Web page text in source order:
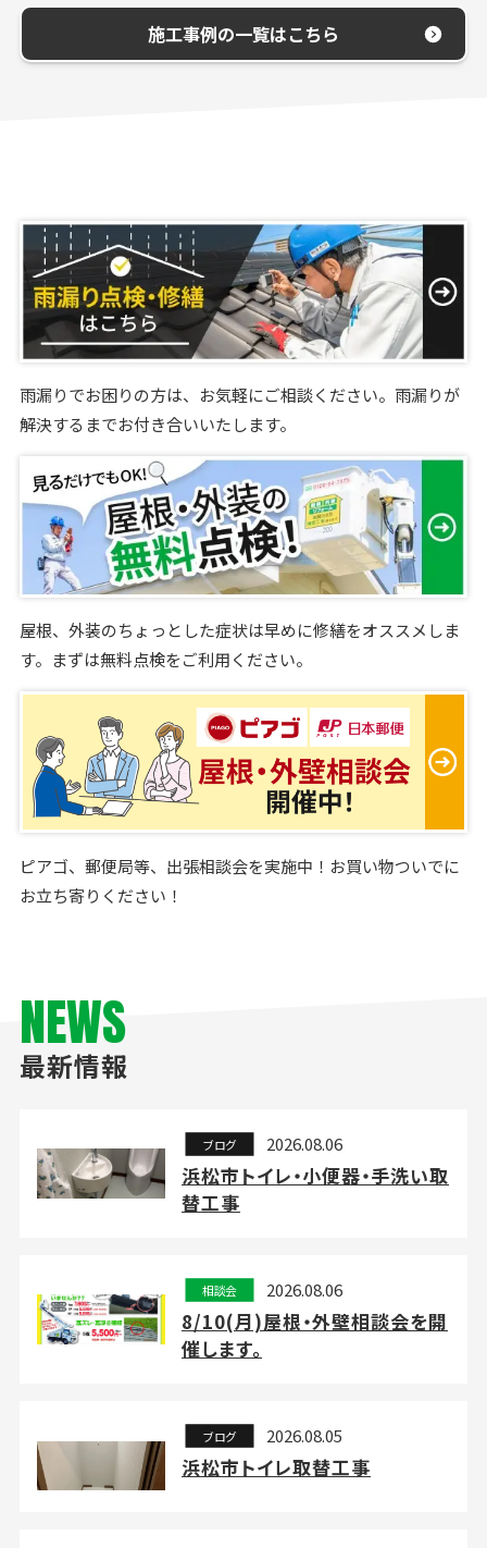
施工事例の一覧はこちら
雨漏りでお困りの方は、お気軽にご相談ください。雨漏りが
解決するまでお付き合いいたします。
屋根、外装のちょっとした症状は早めに修繕をオススメしま
す。まずは無料点検をご利用ください。
ピアゴ、郵便局等、出張相談会を実施中！お買い物ついでに
お立ち寄りください！
NEWS
最新情報
ブログ 2026.08.06
浜松市トイレ・小便器・手洗い取
替工事
相談会 2026.08.06
8/10(月)屋根・外壁相談会を開
催します。
ブログ 2026.08.05
浜松市トイレ取替工事